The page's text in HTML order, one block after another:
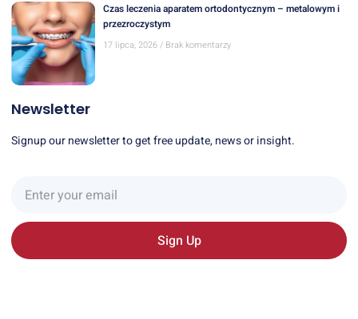
Czas leczenia aparatem ortodontycznym – metalowym i
przezroczystym
17 lipca, 2026 Brak komentarzy
Newsletter
Signup our newsletter to get free update, news or insight.
Sign Up